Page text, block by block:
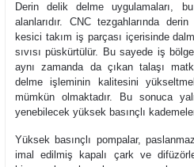
Derin delik delme uygulamaları,
alanlarıdır. CNC tezgahlarında
kesici takım iş parçası içerisinde
sıvısı püskürtülür. Bu sayede iş
aynı zamanda da çıkan talaşı
delme işleminin kalitesini
mümkün olmaktadır. Bu sonuca
yenebilecek yüksek basınçlı
Yüksek basınçlı pompalar,
imal edilmiş kapalı çark ve